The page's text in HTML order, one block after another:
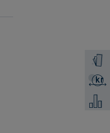
Beställ
kr
Jämför